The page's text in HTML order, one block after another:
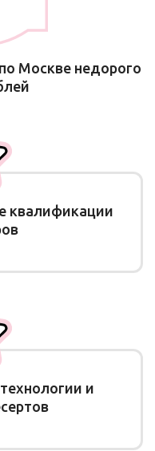
Москве недорого
квалификации
и